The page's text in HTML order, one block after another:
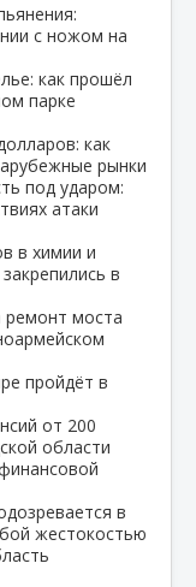
с ножом на
как прошёл
парке
как
рынки
под ударом:
атаки
в химии и
в
ремонт моста
пройдёт в
от 200
области
в
жестокостью